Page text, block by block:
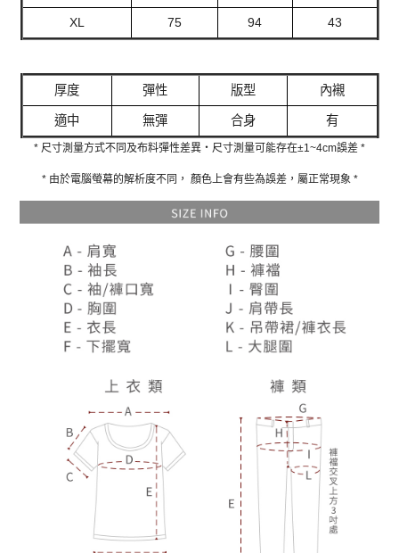
XL 75 94 43
厚度 彈性 版型 內襯
適中 無彈 合身 有
* 尺寸測量方式不同及布料彈性差異‧尺寸測量可能存在±1~4cm誤差 *
* 由於電腦螢幕的解析度不同， 顏色上會有些為誤差，屬正常現象 *